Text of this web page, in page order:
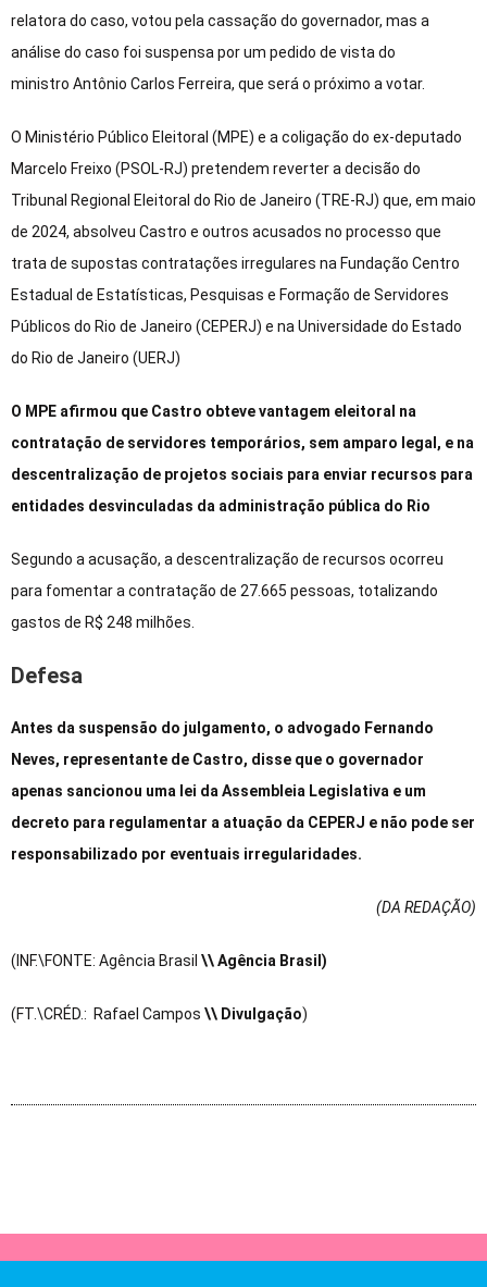
relatora do caso, votou pela cassação do governador, mas a
análise do caso foi suspensa por um pedido de vista do
ministro Antônio Carlos Ferreira, que será o próximo a votar.
O Ministério Público Eleitoral (MPE) e a coligação do ex-deputado
Marcelo Freixo (PSOL-RJ) pretendem reverter a decisão do
Tribunal Regional Eleitoral do Rio de Janeiro (TRE-RJ) que, em maio
de 2024, absolveu Castro e outros acusados no processo que
trata de supostas contratações irregulares na Fundação Centro
Estadual de Estatísticas, Pesquisas e Formação de Servidores
Públicos do Rio de Janeiro (CEPERJ) e na Universidade do Estado
do Rio de Janeiro (UERJ)
O MPE afirmou que Castro obteve vantagem eleitoral na
contratação de servidores temporários, sem amparo legal, e na
descentralização de projetos sociais para enviar recursos para
entidades desvinculadas da administração pública do Rio
Segundo a acusação, a descentralização de recursos ocorreu
para fomentar a contratação de 27.665 pessoas, totalizando
gastos de R$ 248 milhões.
Defesa
Antes da suspensão do julgamento, o advogado Fernando
Neves, representante de Castro, disse que o governador
apenas sancionou uma lei da Assembleia Legislativa e um
decreto para regulamentar a atuação da CEPERJ e não pode ser
responsabilizado por eventuais irregularidades.
(DA REDAÇÃO)
(INF.\FONTE: Agência Brasil \\ Agência Brasil)
(FT.\CRÉD.: Rafael Campos \\ Divulgação)